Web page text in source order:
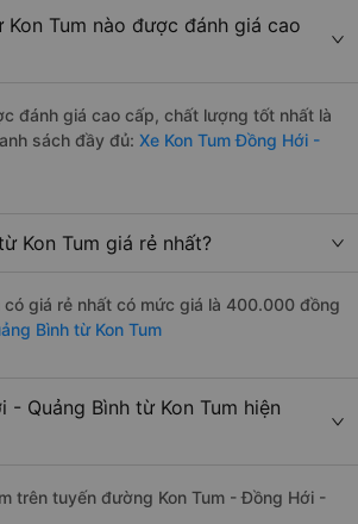
Tum nào được đánh giá cao
đánh giá cao cấp, chất lượng tốt nhất là
sách đầy đủ: Xe Kon Tum Đồng Hới -
Kon Tum giá rẻ nhất?
giá rẻ nhất có mức giá là 400.000 đồng
Bình từ Kon Tum
Quảng Bình từ Kon Tum hiện
trên tuyến đường Kon Tum - Đồng Hới -